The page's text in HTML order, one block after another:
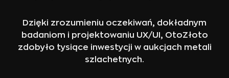
Dzięki zrozumieniu oczekiwań, dokładnym
badaniom i projektowaniu UX/UI, OtoZłoto
zdobyło tysiące inwestycji w aukcjach metali
szlachetnych.